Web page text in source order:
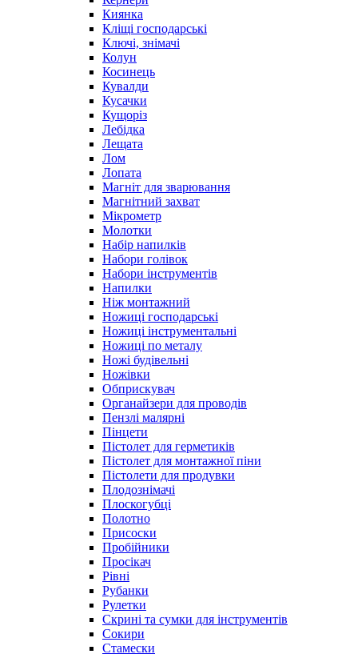
Киянка
Кліщі господарські
Ключі, знімачі
Колун
Косинець
Кувалди
Кусачки
Кущоріз
Лебідка
Лещата
Лом
Лопата
Магніт для зварювання
Магнітний захват
Мікрометр
Молотки
Набір напилків
Набори голівок
Набори інструментів
Напилки
Ніж монтажний
Ножиці господарські
Ножиці інструментальні
Ножиці по металу
Ножі будівельні
Ножівки
Обприскувач
Органайзери для проводів
Пензлі малярні
Пінцети
Пістолет для герметиків
Пістолет для монтажної піни
Пістолети для продувки
Плодознімачі
Плоскогубці
Полотно
Присоски
Пробійники
Просікач
Рівні
Рубанки
Рулетки
Скрині та сумки для інструментів
Сокири
Стамески